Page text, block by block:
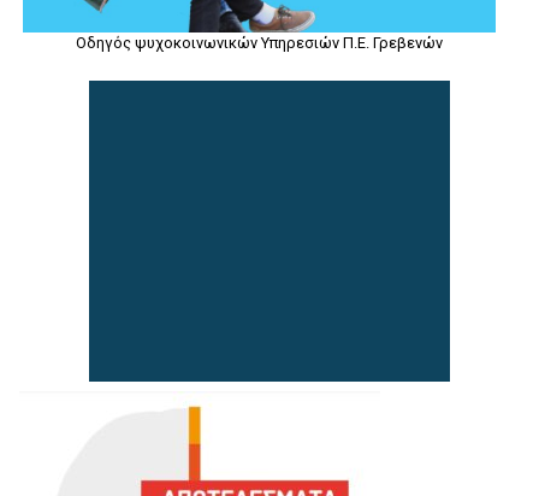
Οδηγός ψυχοκοινωνικών Υπηρεσιών Π.Ε. Γρεβενών